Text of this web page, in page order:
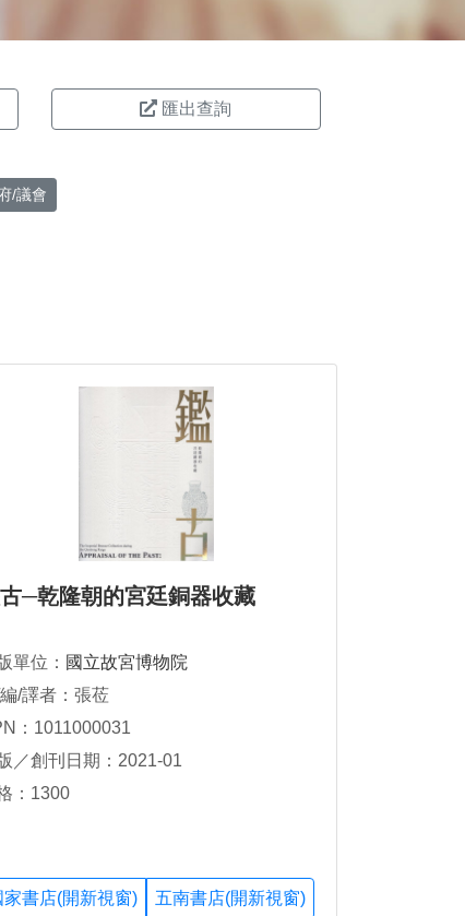
匯出查詢
/議會
─乾隆朝的宮廷銅器收藏
單位： 國立故宮博物院
/譯者：張莅
：1011000031
／創刊日期：2021-01
：1300
家書店(開新視窗) 五南書店(開新視窗)